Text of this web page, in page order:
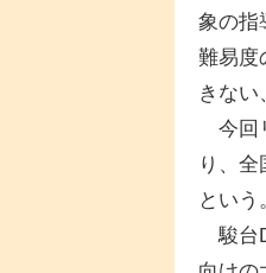
象の指
難易度
きない
今回
り、
とい
駿台